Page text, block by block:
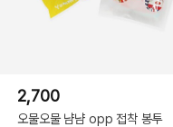
2,700
오물오물 냠냠 opp 접착 봉투